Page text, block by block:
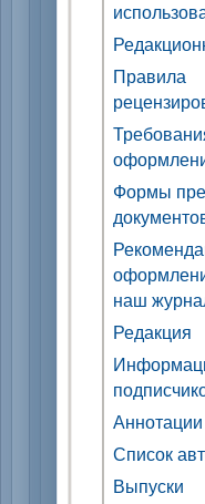
Правила
Формы
наш
Редакция
Список
Выпуски